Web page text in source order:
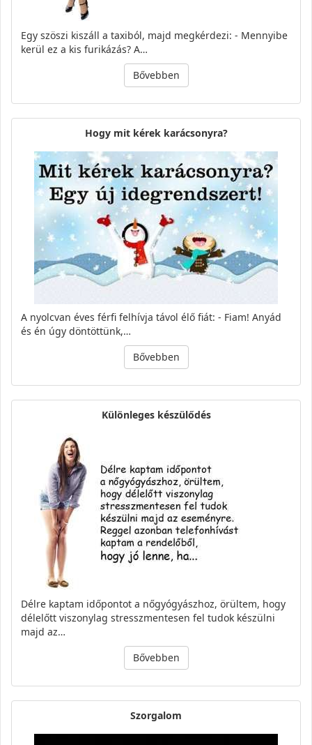
Egy szöszi kiszáll a taxiból, majd megkérdezi: - Mennyibe
kerül ez a kis furikázás? A…
Bővebben
Hogy mit kérek karácsonyra?
A nyolcvan éves férfi felhí­vja távol élő fiát: - Fiam! Anyád
és én úgy döntöttünk,…
Bővebben
Különleges készülődés
Délre kaptam időpontot a nőgyógyászhoz, örültem, hogy
délelőtt viszonylag stresszmentesen fel tudok készülni
majd az…
Bővebben
Szorgalom